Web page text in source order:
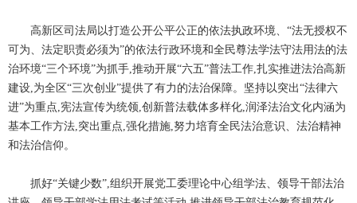
高新区司法局以打造公开公平公正的依法执政环境、“法无授权不
可为、法定职责必须为”的依法行政环境和全民尊法学法守法用法的法
治环境“三个环境”为抓手,推动开展“六五”普法工作,扎实推进法治高新
建设,为全区“三次创业”提供了有力的法治保障。坚持以突出“法律六
进”为重点,宪法宣传为统领,创新普法载体多样化,润泽法治文化内涵为
基本工作方法,突出重点,强化措施,努力培育全民法治意识、法治精神
和法治信仰。
抓好“关键少数”,组织开展党工委理论中心组学法、领导干部法治